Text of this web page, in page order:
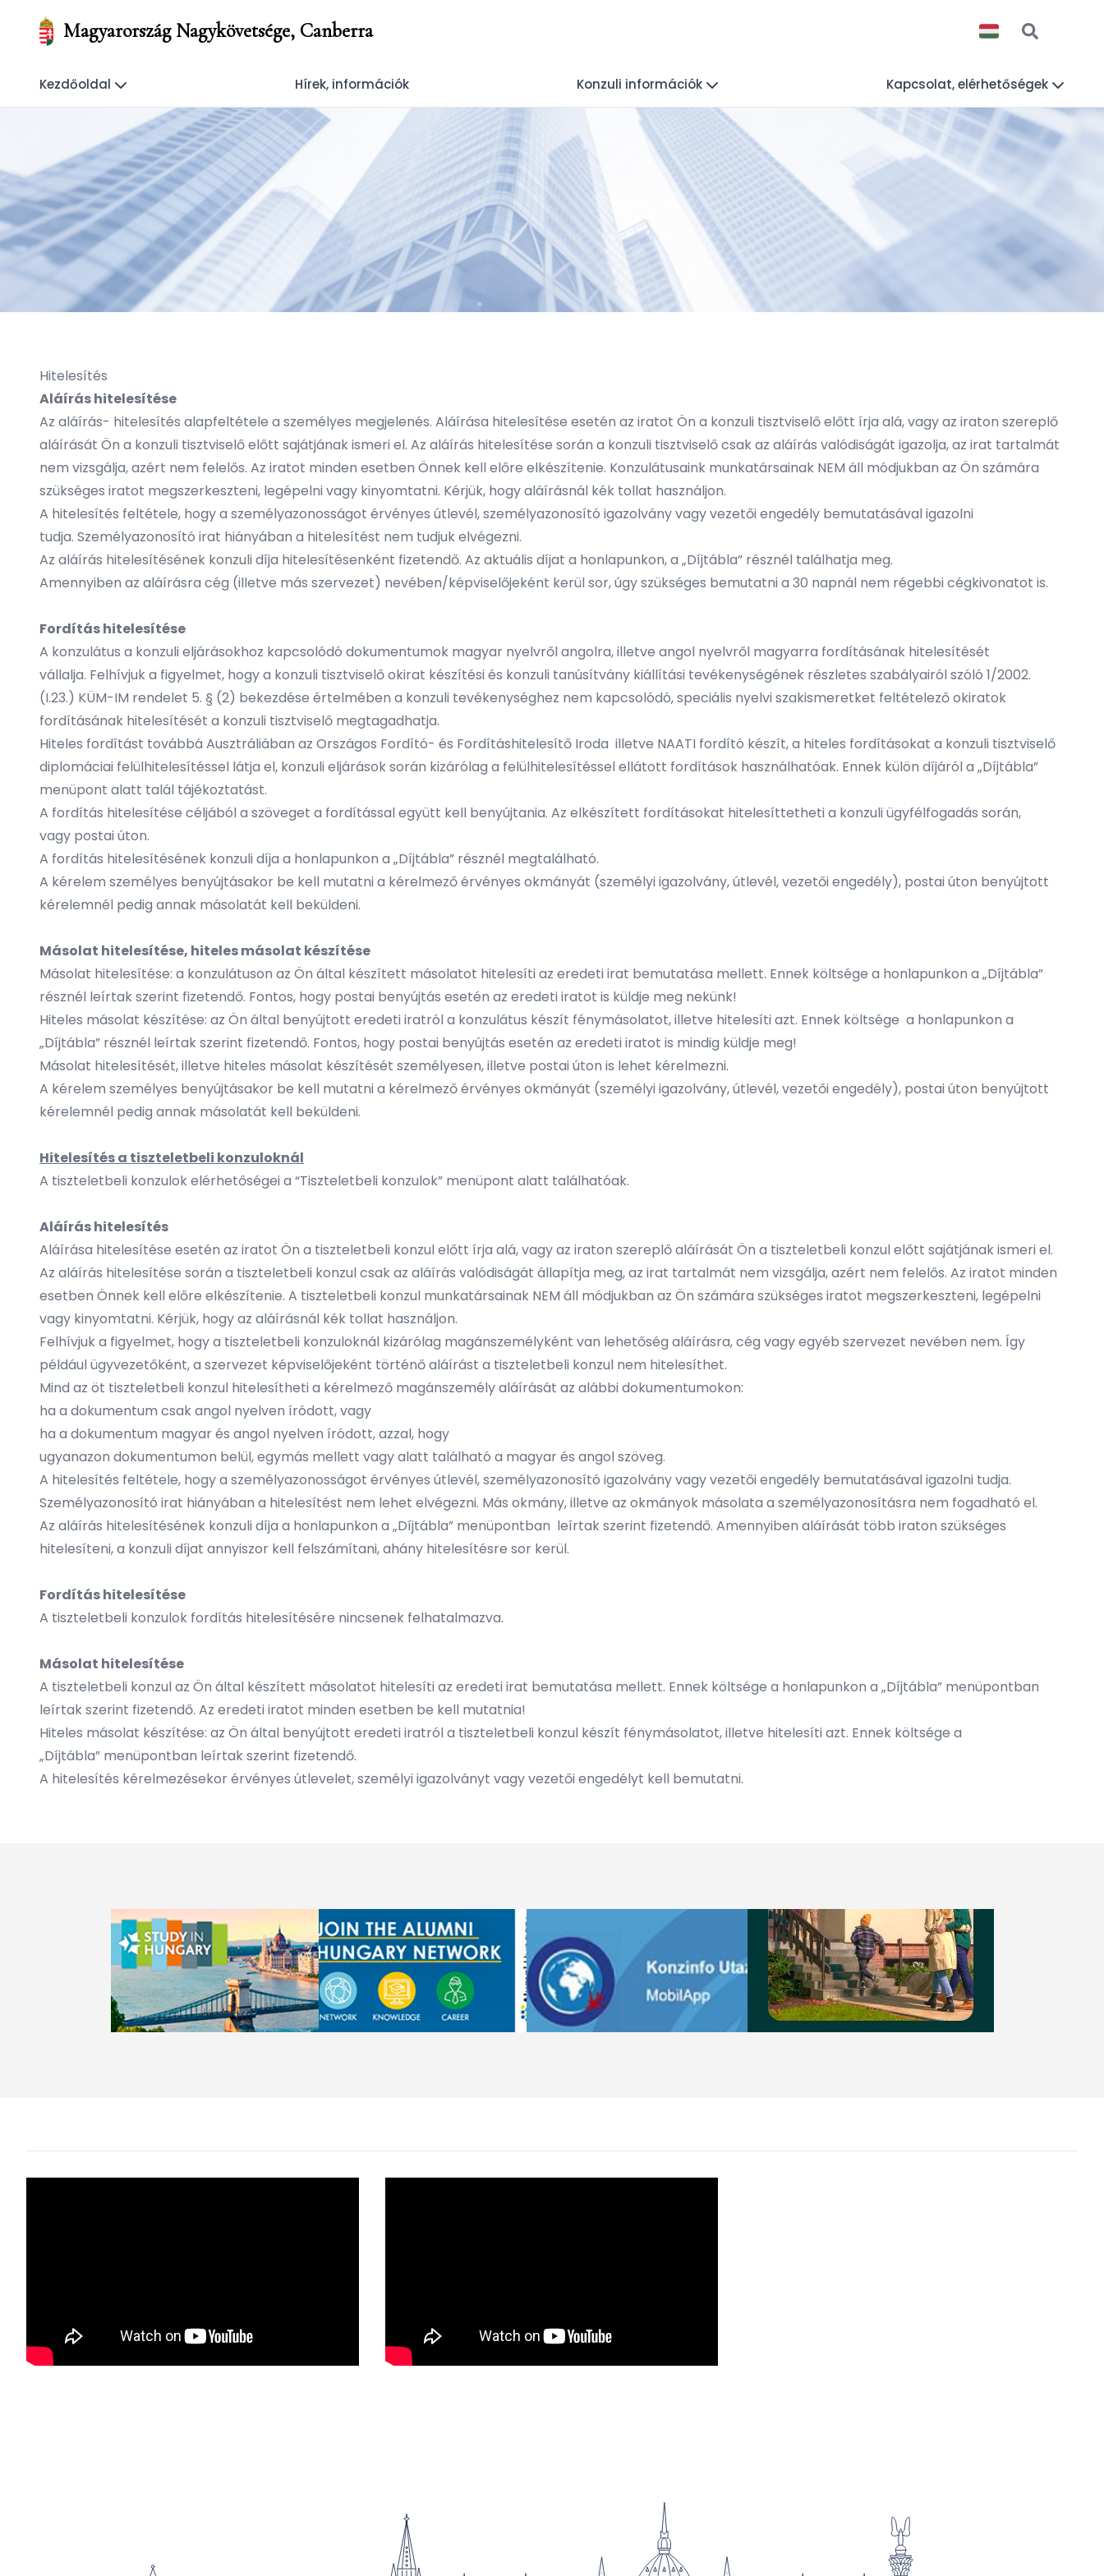
Magyarország Nagykövetsége, Canberra
Kezdőoldal Hírek, információk Konzuli információk Kapcsolat, elérhetőségek
Hitelesítés
Aláírás hitelesítése
Az aláírás- hitelesítés alapfeltétele a személyes megjelenés. Aláírása hitelesítése esetén az iratot Ön a konzuli tisztviselő előtt írja alá, vagy az iraton szereplő
aláírását Ön a konzuli tisztviselő előtt sajátjának ismeri el. Az aláírás hitelesítése során a konzuli tisztviselő csak az aláírás valódiságát igazolja, az irat tartalmát
nem vizsgálja, azért nem felelős. Az iratot minden esetben Önnek kell előre elkészítenie. Konzulátusaink munkatársainak NEM áll módjukban az Ön számára
szükséges iratot megszerkeszteni, legépelni vagy kinyomtatni. Kérjük, hogy aláírásnál kék tollat használjon.
A hitelesítés feltétele, hogy a személyazonosságot érvényes útlevél, személyazonosító igazolvány vagy vezetői engedély bemutatásával igazolni
tudja. Személyazonosító irat hiányában a hitelesítést nem tudjuk elvégezni.
Az aláírás hitelesítésének konzuli díja hitelesítésenként fizetendő. Az aktuális díjat a honlapunkon, a „Díjtábla” résznél találhatja meg.
Amennyiben az aláírásra cég (illetve más szervezet) nevében/képviselőjeként kerül sor, úgy szükséges bemutatni a 30 napnál nem régebbi cégkivonatot is.
Fordítás hitelesítése
A konzulátus a konzuli eljárásokhoz kapcsolódó dokumentumok magyar nyelvről angolra, illetve angol nyelvről magyarra fordításának hitelesítését
vállalja. Felhívjuk a figyelmet, hogy a konzuli tisztviselő okirat készítési és konzuli tanúsítvány kiállítási tevékenységének részletes szabályairól szóló 1/2002.
(I.23.) KÜM-IM rendelet 5. § (2) bekezdése értelmében a konzuli tevékenységhez nem kapcsolódó, speciális nyelvi szakismeretket feltételező okiratok
fordításának hitelesítését a konzuli tisztviselő megtagadhatja.
Hiteles fordítást továbbá Ausztráliában az Országos Fordító- és Fordításhitelesítő Iroda illetve NAATI fordító készít, a hiteles fordításokat a konzuli tisztviselő
diplomáciai felülhitelesítéssel látja el, konzuli eljárások során kizárólag a felülhitelesítéssel ellátott fordítások használhatóak. Ennek külön díjáról a „Díjtábla”
menüpont alatt talál tájékoztatást.
A fordítás hitelesítése céljából a szöveget a fordítással együtt kell benyújtania. Az elkészített fordításokat hitelesíttetheti a konzuli ügyfélfogadás során,
vagy postai úton.
A fordítás hitelesítésének konzuli díja a honlapunkon a „Díjtábla” résznél megtalálható.
A kérelem személyes benyújtásakor be kell mutatni a kérelmező érvényes okmányát (személyi igazolvány, útlevél, vezetői engedély), postai úton benyújtott
kérelemnél pedig annak másolatát kell beküldeni.
Másolat hitelesítése, hiteles másolat készítése
Másolat hitelesítése: a konzulátuson az Ön által készített másolatot hitelesíti az eredeti irat bemutatása mellett. Ennek költsége a honlapunkon a „Díjtábla”
résznél leírtak szerint fizetendő. Fontos, hogy postai benyújtás esetén az eredeti iratot is küldje meg nekünk!
Hiteles másolat készítése: az Ön által benyújtott eredeti iratról a konzulátus készít fénymásolatot, illetve hitelesíti azt. Ennek költsége a honlapunkon a
„Díjtábla” résznél leírtak szerint fizetendő. Fontos, hogy postai benyújtás esetén az eredeti iratot is mindig küldje meg!
Másolat hitelesítését, illetve hiteles másolat készítését személyesen, illetve postai úton is lehet kérelmezni.
A kérelem személyes benyújtásakor be kell mutatni a kérelmező érvényes okmányát (személyi igazolvány, útlevél, vezetői engedély), postai úton benyújtott
kérelemnél pedig annak másolatát kell beküldeni.
Hitelesítés a tiszteletbeli konzuloknál
A tiszteletbeli konzulok elérhetőségei a “Tiszteletbeli konzulok” menüpont alatt találhatóak.
Aláírás hitelesítés
Aláírása hitelesítése esetén az iratot Ön a tiszteletbeli konzul előtt írja alá, vagy az iraton szereplő aláírását Ön a tiszteletbeli konzul előtt sajátjának ismeri el.
Az aláírás hitelesítése során a tiszteletbeli konzul csak az aláírás valódiságát állapítja meg, az irat tartalmát nem vizsgálja, azért nem felelős. Az iratot minden
esetben Önnek kell előre elkészítenie. A tiszteletbeli konzul munkatársainak NEM áll módjukban az Ön számára szükséges iratot megszerkeszteni, legépelni
vagy kinyomtatni. Kérjük, hogy az aláírásnál kék tollat használjon.
Felhívjuk a figyelmet, hogy a tiszteletbeli konzuloknál kizárólag magánszemélyként van lehetőség aláírásra, cég vagy egyéb szervezet nevében nem. Így
például ügyvezetőként, a szervezet képviselőjeként történő aláírást a tiszteletbeli konzul nem hitelesíthet.
Mind az öt tiszteletbeli konzul hitelesítheti a kérelmező magánszemély aláírását az alábbi dokumentumokon:
ha a dokumentum csak angol nyelven íródott, vagy
ha a dokumentum magyar és angol nyelven íródott, azzal, hogy
ugyanazon dokumentumon belül, egymás mellett vagy alatt található a magyar és angol szöveg.
A hitelesítés feltétele, hogy a személyazonosságot érvényes útlevél, személyazonosító igazolvány vagy vezetői engedély bemutatásával igazolni tudja.
Személyazonosító irat hiányában a hitelesítést nem lehet elvégezni. Más okmány, illetve az okmányok másolata a személyazonosításra nem fogadható el.
Az aláírás hitelesítésének konzuli díja a honlapunkon a „Díjtábla” menüpontban leírtak szerint fizetendő. Amennyiben aláírását több iraton szükséges
hitelesíteni, a konzuli díjat annyiszor kell felszámítani, ahány hitelesítésre sor kerül.
Fordítás hitelesítése
A tiszteletbeli konzulok fordítás hitelesítésére nincsenek felhatalmazva.
Másolat hitelesítése
A tiszteletbeli konzul az Ön által készített másolatot hitelesíti az eredeti irat bemutatása mellett. Ennek költsége a honlapunkon a „Díjtábla” menüpontban
leírtak szerint fizetendő. Az eredeti iratot minden esetben be kell mutatnia!
Hiteles másolat készítése: az Ön által benyújtott eredeti iratról a tiszteletbeli konzul készít fénymásolatot, illetve hitelesíti azt. Ennek költsége a
„Díjtábla” menüpontban leírtak szerint fizetendő.
A hitelesítés kérelmezésekor érvényes útlevelet, személyi igazolványt vagy vezetői engedélyt kell bemutatni.